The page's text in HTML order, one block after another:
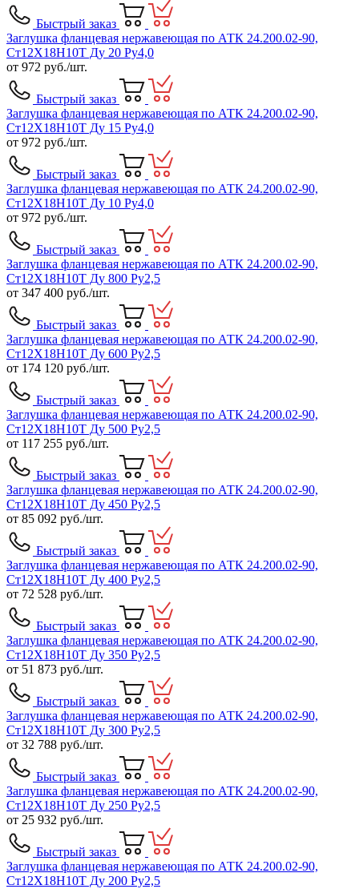
Быстрый заказ
Заглушка фланцевая нержавеющая по АТК 24.200.02-90,
Ст12Х18Н10Т Ду 20 Ру4,0
от 972 руб./шт.
Быстрый заказ
Заглушка фланцевая нержавеющая по АТК 24.200.02-90,
Ст12Х18Н10Т Ду 15 Ру4,0
от 972 руб./шт.
Быстрый заказ
Заглушка фланцевая нержавеющая по АТК 24.200.02-90,
Ст12Х18Н10Т Ду 10 Ру4,0
от 972 руб./шт.
Быстрый заказ
Заглушка фланцевая нержавеющая по АТК 24.200.02-90,
Ст12Х18Н10Т Ду 800 Ру2,5
от 347 400 руб./шт.
Быстрый заказ
Заглушка фланцевая нержавеющая по АТК 24.200.02-90,
Ст12Х18Н10Т Ду 600 Ру2,5
от 174 120 руб./шт.
Быстрый заказ
Заглушка фланцевая нержавеющая по АТК 24.200.02-90,
Ст12Х18Н10Т Ду 500 Ру2,5
от 117 255 руб./шт.
Быстрый заказ
Заглушка фланцевая нержавеющая по АТК 24.200.02-90,
Ст12Х18Н10Т Ду 450 Ру2,5
от 85 092 руб./шт.
Быстрый заказ
Заглушка фланцевая нержавеющая по АТК 24.200.02-90,
Ст12Х18Н10Т Ду 400 Ру2,5
от 72 528 руб./шт.
Быстрый заказ
Заглушка фланцевая нержавеющая по АТК 24.200.02-90,
Ст12Х18Н10Т Ду 350 Ру2,5
от 51 873 руб./шт.
Быстрый заказ
Заглушка фланцевая нержавеющая по АТК 24.200.02-90,
Ст12Х18Н10Т Ду 300 Ру2,5
от 32 788 руб./шт.
Быстрый заказ
Заглушка фланцевая нержавеющая по АТК 24.200.02-90,
Ст12Х18Н10Т Ду 250 Ру2,5
от 25 932 руб./шт.
Быстрый заказ
Заглушка фланцевая нержавеющая по АТК 24.200.02-90,
Ст12Х18Н10Т Ду 200 Ру2,5